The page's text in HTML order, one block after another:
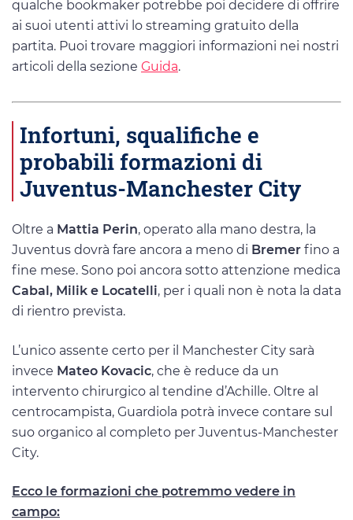
qualche bookmaker potrebbe poi decidere di offrire
ai suoi utenti attivi lo streaming gratuito della
partita. Puoi trovare maggiori informazioni nei nostri
articoli della sezione Guida.
Infortuni, squalifiche e
probabili formazioni di
Juventus-Manchester City
Oltre a Mattia Perin, operato alla mano destra, la
Juventus dovrà fare ancora a meno di Bremer fino a
fine mese. Sono poi ancora sotto attenzione medica
Cabal, Milik e Locatelli, per i quali non è nota la data
di rientro prevista.
L’unico assente certo per il Manchester City sarà
invece Mateo Kovacic, che è reduce da un
intervento chirurgico al tendine d’Achille. Oltre al
centrocampista, Guardiola potrà invece contare sul
suo organico al completo per Juventus-Manchester
City.
Ecco le formazioni che potremmo vedere in
campo: